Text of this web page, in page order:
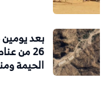
بعد
26 من
الحيمة